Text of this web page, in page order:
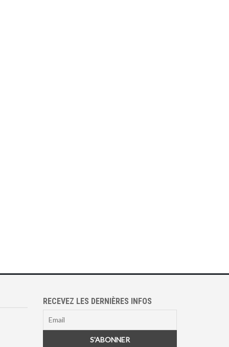
RECEVEZ LES DERNIÈRES INFOS